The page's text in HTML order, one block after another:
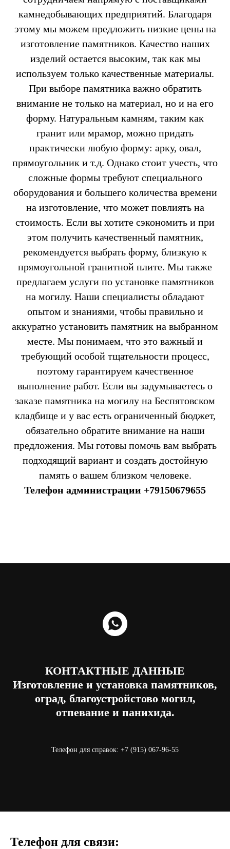
камнедобывающих предприятий. Благодаря
этому мы можем предложить низкие цены на
изготовление памятников. Качество наших
изделий остается высоким, так как мы
используем только качественные материалы.
При выборе памятника важно обратить
внимание не только на материал, но и на его
форму. Натуральным камням, таким как
гранит или мрамор, можно придать
практически любую форму: арку, овал,
прямоугольник и т.д. Однако стоит учесть, что
сложные формы требуют специального
оборудования и большего количества времени
на изготовление, что может повлиять на
стоимость. Если вы хотите сэкономить и при
этом получить качественный памятник,
рекомендуется выбрать форму, близкую к
прямоугольной гранитной плите. Мы также
предлагаем услуги по установке памятников
на могилу. Наши специалисты обладают
опытом и знаниями, чтобы правильно и
аккуратно установить памятник на выбранном
месте. Мы понимаем, что это важный и
требующий особой тщательности процесс,
поэтому гарантируем качественное
выполнение работ. Если вы задумываетесь о
заказе памятника на могилу на Беспятовском
кладбище и у вас есть ограниченный бюджет,
обязательно обратите внимание на наши
предложения. Мы готовы помочь вам выбрать
подходящий вариант и создать достойную
память о вашем близком человеке.
Телефон администрации +79150679655
КОНТАКТНЫЕ ДАННЫЕ
Изготовление и установка памятников,
оград, благоустройстово могил,
отпевание и панихида.
Телефон для справок: +7 (915) 067-96-55
Телефон для связи: